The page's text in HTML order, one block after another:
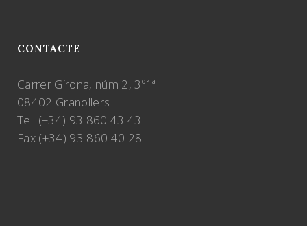
CONTACTE
Carrer Girona, núm 2, 3º1ª
08402 Granollers
Tel. (+34) 93 860 43 43
Fax (+34) 93 860 40 28